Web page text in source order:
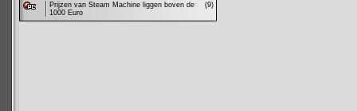
Prijzen van Steam Machine liggen boven de
1000 Euro
(9)